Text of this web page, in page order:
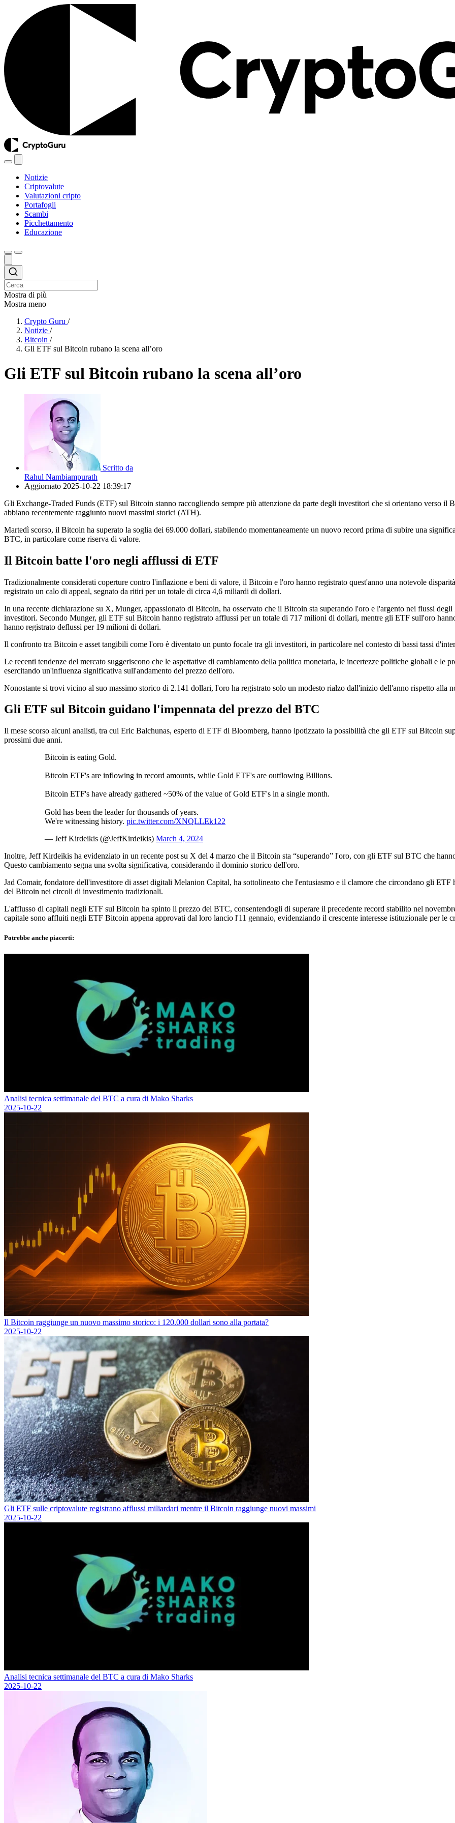
Notizie
Criptovalute
Valutazioni cripto
Portafogli
Scambi
Picchettamento
Educazione
Mostra di più
Mostra meno
Crypto Guru /
Notizie /
Bitcoin /
Gli ETF sul Bitcoin rubano la scena all’oro
Gli ETF sul Bitcoin rubano la scena all’oro
Scritto da
Rahul Nambiampurath
Aggiornato 2025-10-22 18:39:17
Gli Exchange-Traded Funds (ETF) sul Bitcoin stanno raccogliendo sempre più attenzione da parte degli investitori che si orientano verso il
abbiano recentemente raggiunto nuovi massimi storici (ATH).
Martedì scorso, il Bitcoin ha superato la soglia dei 69.000 dollari, stabilendo momentaneamente un nuovo record prima di subire una
BTC, in particolare come riserva di valore.
Il Bitcoin batte l'oro negli afflussi di ETF
Tradizionalmente considerati coperture contro l'inflazione e beni di valore, il Bitcoin e l'oro hanno registrato quest'anno una notevole
registrato un calo di appeal, segnato da ritiri per un totale di circa 4,6 miliardi di dollari.
In una recente dichiarazione su X, Munger, appassionato di Bitcoin, ha osservato che il Bitcoin sta superando l'oro e l'argento nei flussi
investitori. Secondo Munger, gli ETF sul Bitcoin hanno registrato afflussi per un totale di 717 milioni di dollari, mentre gli ETF sull'oro
hanno registrato deflussi per 19 milioni di dollari.
Il confronto tra Bitcoin e asset tangibili come l'oro è diventato un punto focale tra gli investitori, in particolare nel contesto di bassi tassi
Le recenti tendenze del mercato suggeriscono che le aspettative di cambiamento della politica monetaria, le incertezze politiche globali e le
esercitando un'influenza significativa sull'andamento del prezzo dell'oro.
Nonostante si trovi vicino al suo massimo storico di 2.141 dollari, l'oro ha registrato solo un modesto rialzo dall'inizio dell'anno rispetto alla
Gli ETF sul Bitcoin guidano l'impennata del prezzo del BTC
Il mese scorso alcuni analisti, tra cui Eric Balchunas, esperto di ETF di Bloomberg, hanno ipotizzato la possibilità che gli ETF sul Bitcoin
prossimi due anni.
Bitcoin is eating Gold.
Bitcoin ETF's are inflowing in record amounts, while Gold ETF's are outflowing Billions.
Bitcoin ETF's have already gathered ~50% of the value of Gold ETF's in a single month.
Gold has been the leader for thousands of years.
We're witnessing history. pic.twitter.com/XNQLLEk122
— Jeff Kirdeikis (@JeffKirdeikis) March 4, 2024
Inoltre, Jeff Kirdeikis ha evidenziato in un recente post su X del 4 marzo che il Bitcoin sta “superando” l'oro, con gli ETF sul BTC che
Questo cambiamento segna una svolta significativa, considerando il dominio storico dell'oro.
Jad Comair, fondatore dell'investitore di asset digitali Melanion Capital, ha sottolineato che l'entusiasmo e il clamore che circondano gli ETF
del Bitcoin nei circoli di investimento tradizionali.
L'afflusso di capitali negli ETF sul Bitcoin ha spinto il prezzo del BTC, consentendogli di superare il precedente record stabilito nel
capitale sono affluiti negli ETF Bitcoin appena approvati dal loro lancio l'11 gennaio, evidenziando il crescente interesse istituzionale per le
Potrebbe anche piacerti:
Analisi tecnica settimanale del BTC a cura di Mako Sharks
2025-10-22
Il Bitcoin raggiunge un nuovo massimo storico: i 120.000 dollari sono alla portata?
2025-10-22
Gli ETF sulle criptovalute registrano afflussi miliardari mentre il Bitcoin raggiunge nuovi massimi
2025-10-22
Analisi tecnica settimanale del BTC a cura di Mako Sharks
2025-10-22